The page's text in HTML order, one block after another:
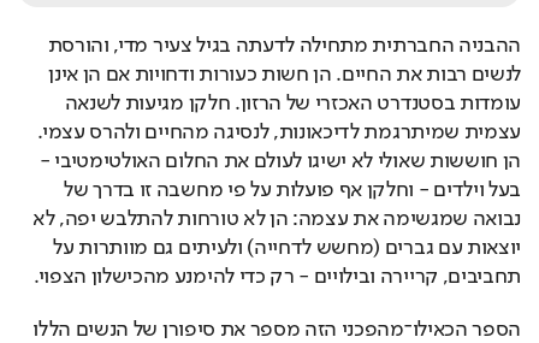
ההבניה החברתית מתחילה לדעתה בגיל צעיר מדי, והורסת
לנשים רבות את החיים. הן חשות כעורות ודחויות אם הן אינן
עומדות בסטנדרט האכזרי של הרזון. חלקן מגיעות לשנאה
עצמית שמיתרגמת לדיכאונות, לנסיגה מהחיים ולהרס עצמי.
הן חוששות שאולי לא ישיגו לעולם את החלום האולטימטיבי -
בעל וילדים - וחלקן אף פועלות על פי מחשבה זו בדרך של
נבואה שמגשימה את עצמה: הן לא טורחות להתלבש יפה, לא
יוצאות עם גברים (מחשש לדחייה) ולעיתים גם מוותרות על
תחביבים, קריירה ובילויים - רק כדי להימנע מהכישלון הצפוי.
הספר הכאילו־מהפכני הזה מספר את סיפורן של הנשים הללו